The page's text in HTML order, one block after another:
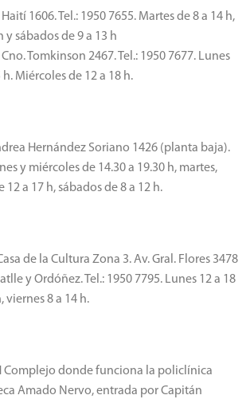
1606. Tel.: 1950 7655. Martes de 8 a 14 h,
y sábados de 9 a 13 h
Tomkinson 2467. Tel.: 1950 7677. Lunes
Miércoles de 12 a 18 h.
Hernández Soriano 1426 (planta baja).
y miércoles de 14.30 a 19.30 h, martes,
12 a 17 h, sábados de 8 a 12 h.
de la Cultura Zona 3. Av. Gral. Flores 3478
y Ordóñez. Tel.: 1950 7795. Lunes 12 a 18
viernes 8 a 14 h.
Complejo donde funciona la policlínica
Amado Nervo, entrada por Capitán